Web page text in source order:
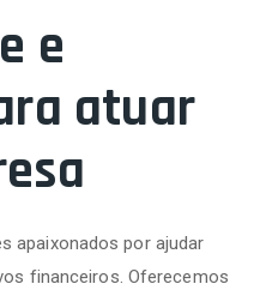
e
atuar
apaixonados por ajudar
financeiros. Oferecemos